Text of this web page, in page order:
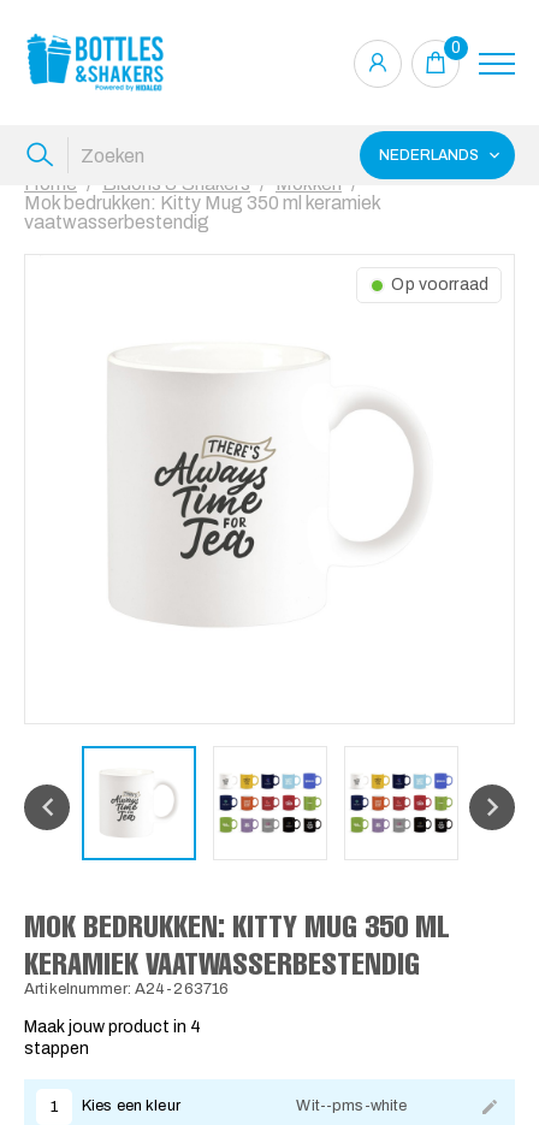
0
NEDERLANDS
Home Bidons & Shakers
Mokken
Mok bedrukken: Kitty Mug 350 ml keramiek
vaatwasserbestendig
Op voorraad
MOK BEDRUKKEN: KITTY MUG 350 ML
KERAMIEK VAATWASSERBESTENDIG
Artikelnummer: A24-263716
Maak jouw product in 4
stappen
1 Kies een kleur Wit--pms-white